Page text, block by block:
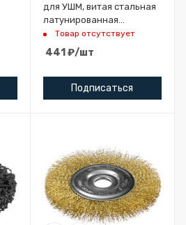
для УШМ, витая стальная
латунированная
проволока 0,3мм,
200ммх22мм
Товар отсутствует
441 ₽/шт
Подписаться